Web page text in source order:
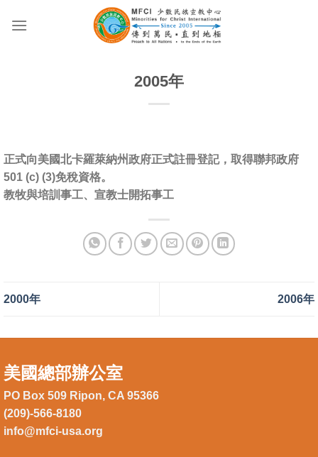
2005年
正式向美國北卡羅萊納州政府正式註冊登記，取得聯邦政府
501 (c) (3)免稅資格。
教牧與培訓事工、宣教士開拓事工
2000年 2006年
美國總部辦公室
PO Box 509 Ripon, CA 95366
(209)-566-8180
info@mfci-usa.org